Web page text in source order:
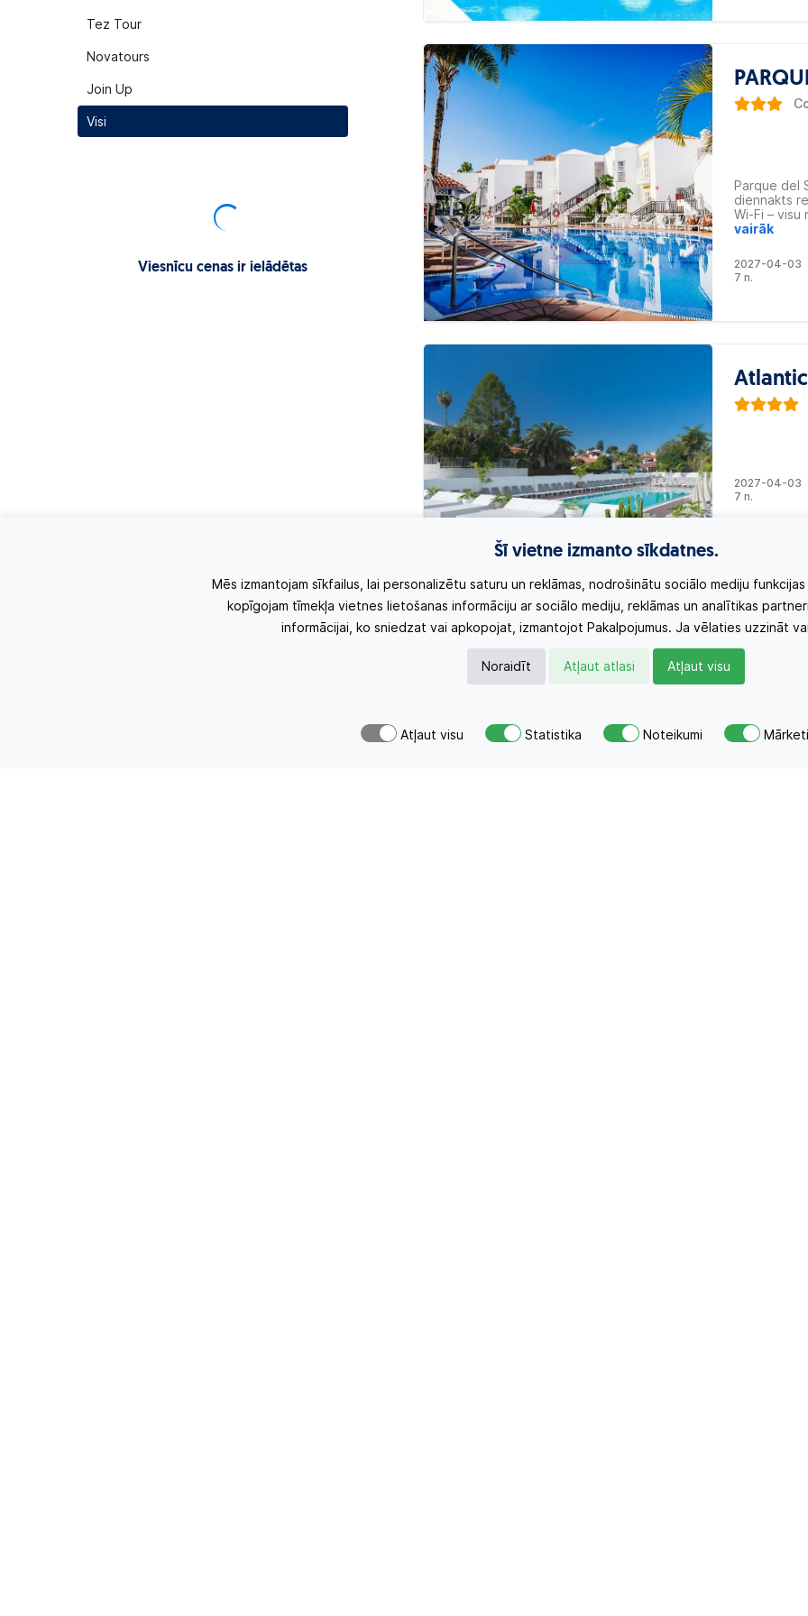
Tez Tour
Novatours
Join Up
Visi
Viesnīcu cenas ir ielādētas
Parque del
diennakts
Wi-Fi – visu
gājiena
piejūras
skatu uz
vairāk
2027-04-03
7 n.
2027-04-03
7 n.
MĒS
Šī vietne izmanto sīkdatnes.
Mēs izmantojam sīkfailus, lai personalizētu saturu un reklāmas, nodrošinātu sociālo mediju
kopīgojam tīmekļa vietnes lietošanas informāciju ar sociālo mediju, reklāmas un analītikas
informācijai, ko sniedzat vai apkopojat, izmantojot Pakalpojumus. Ja vēlaties uzzināt
Noraidīt Atļaut atlasi Atļaut visu
Atļaut visu Statistika Noteikumi